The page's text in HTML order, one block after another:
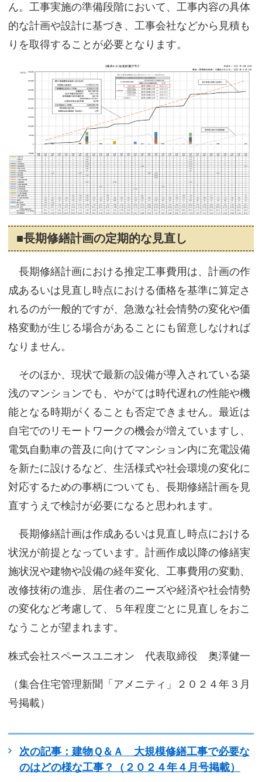
ん。工事実施の準備段階において、工事内容の具体
的な計画や設計に基づき、工事会社などから見積も
りを取得することが必要となります。
■長期修繕計画の定期的な見直し
長期修繕計画における推定工事費用は、計画の作
成あるいは見直し時点における価格を基準に算定さ
れるのが一般的ですが、急激な社会情勢の変化や価
格変動が生じる場合があることにも留意しなければ
なりません。
そのほか、現状で最新の設備が導入されている築
浅のマンションでも、やがては時代遅れの性能や機
能となる時期がくることも否定できません。最近は
自宅でのリモートワークの機会が増えていますし、
電気自動車の普及に向けてマンション内に充電設備
を新たに設けるなど、生活様式や社会環境の変化に
対応するための事柄についても、長期修繕計画を見
直すうえで検討が必要になると思われます。
長期修繕計画は作成あるいは見直し時点における
状況が前提となっています。計画作成以降の修繕実
施状況や建物や設備の経年変化、工事費用の変動、
改修技術の進歩、居住者のニーズや経済や社会情勢
の変化など考慮して、５年程度ごとに見直しをおこ
なうことが望まれます。
株式会社スペースユニオン 代表取締役 奥澤健一
（集合住宅管理新聞「アメニティ」２０２４年３月
号掲載）
次の記事：建物Ｑ＆Ａ 大規模修繕工事で必要な
のはどの様な工事？（２０２４年４月号掲載）